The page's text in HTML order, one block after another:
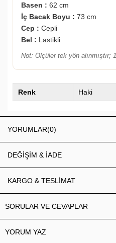
Basen : 62 cm
İç Bacak Boyu : 73 cm
Cep : Cepli
Bel : Lastikli
Not: Ölçüler tek yön alınmıştır;
Renk Haki
YORUMLAR(0)
DEĞİŞİM & İADE
KARGO & TESLİMAT
SORULAR VE CEVAPLAR
YORUM YAZ